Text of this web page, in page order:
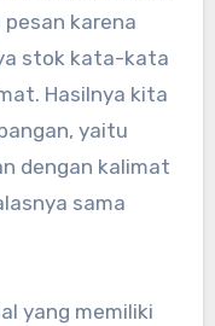
karena
stok kata-kata
Hasilnya kita
yaitu
dengan kalimat
sama
yang memiliki